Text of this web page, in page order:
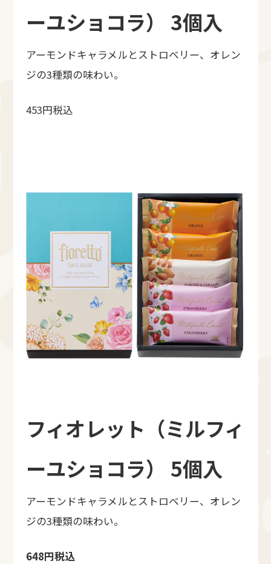
ーユショコラ） 3個入
アーモンドキャラメルとストロベリー、オレン
ジの3種類の味わい。
453円税込
フィオレット（ミルフィ
ーユショコラ） 5個入
アーモンドキャラメルとストロベリー、オレン
ジの3種類の味わい。
648円税込